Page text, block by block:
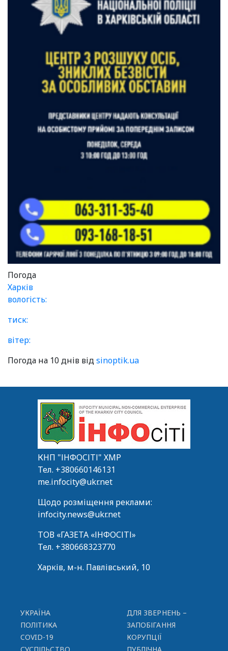
Погода
Харків
вологість:
тиск:
вітер:
Погода на 10 днів відsinoptik.ua
КНП "ІНФОСІТІ" ХМР
Тел. +380660146131
me.infocity@ukr.net
Щодо розміщення реклами:
infocity.news@ukr.net
ТОВ «ГАЗЕТА «ІНФОСІТІ»
Тел. +380668323770
Харків, м-н. Павлівський, 10
УКРАЇНА
ПОЛІТИКА
COVID-19
ДЛЯ ЗВЕРНЕНЬ –
ЗАПОБІГАННЯ
КОРУПЦІЇ